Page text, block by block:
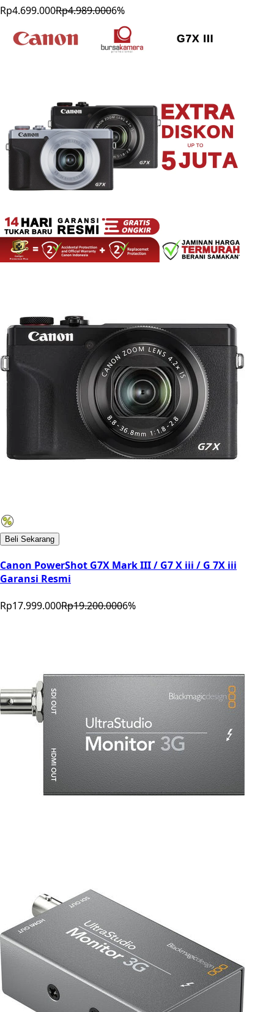
Rp4.699.000Rp4.989.0006%
Beli Sekarang
Canon PowerShot G7X Mark III / G7 X iii / G 7X iii
Garansi Resmi
Rp17.999.000Rp19.200.0006%